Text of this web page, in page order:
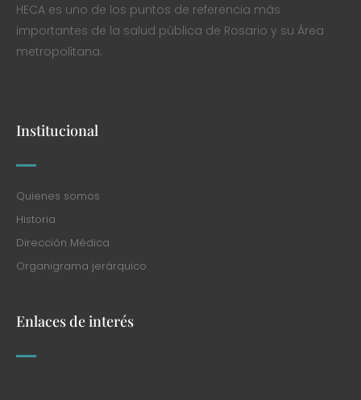
HECA es uno de los puntos de referencia más
importantes de la salud pública de Rosario y su Área
metropolitana.
Institucional
Quienes somos
Historia
Dirección Médica
Organigrama jerárquico
Enlaces de interés